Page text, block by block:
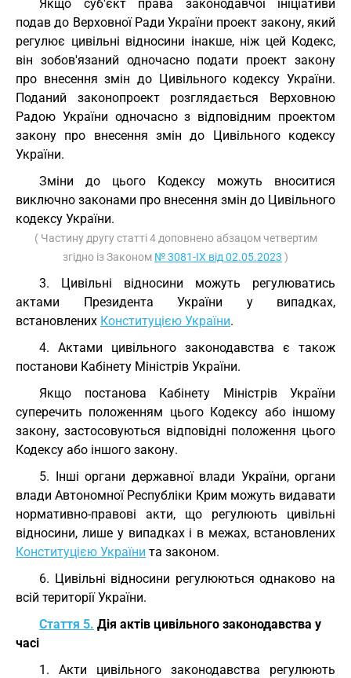
Якщо суб'єкт права законодавчої ініціативи
подав до Верховної Ради України проект закону, який
регулює цивільні відносини інакше, ніж цей Кодекс,
він зобов'язаний одночасно подати проект закону
про внесення змін до Цивільного кодексу України.
Поданий законопроект розглядається Верховною
Радою України одночасно з відповідним проектом
закону про внесення змін до Цивільного кодексу
України.
Зміни до цього Кодексу можуть вноситися
виключно законами про внесення змін до Цивільного
кодексу України.
( Частину другу статті 4 доповнено абзацом четвертим
згідно із Законом № 3081-IX від 02.05.2023 )
3. Цивільні відносини можуть регулюватись
актами Президента України у випадках,
встановлених Конституцією України.
4. Актами цивільного законодавства є також
постанови Кабінету Міністрів України.
Якщо постанова Кабінету Міністрів України
суперечить положенням цього Кодексу або іншому
закону, застосовуються відповідні положення цього
Кодексу або іншого закону.
5. Інші органи державної влади України, органи
влади Автономної Республіки Крим можуть видавати
нормативно-правові акти, що регулюють цивільні
відносини, лише у випадках і в межах, встановлених
Конституцією України та законом.
6. Цивільні відносини регулюються однаково на
всій території України.
Стаття 5. Дія актів цивільного законодавства у
часі
1. Акти цивільного законодавства регулюють